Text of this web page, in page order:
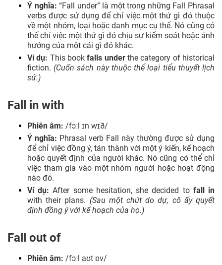
Ý nghĩa: “Fall under” là một trong những Fall Phrasal
verbs được sử dụng để chỉ việc một thứ gì đó thuộc
về một nhóm, loại hoặc danh mục cụ thể. Nó cũng có
thể chỉ việc một thứ gì đó chịu sự kiểm soát hoặc ảnh
hưởng của một cái gì đó khác.
Ví dụ: This bookfalls underthe category of historical
fiction. (Cuốn sách này thuộc thể loại tiểu thuyết lịch
sử.)
Fall in with
Phiên âm: /fɔːl ɪn wɪð/
Ý nghĩa: Phrasal verb Fall này thường được sử dụng
để chỉ việc đồng ý, tán thành với một ý kiến, kế hoạch
hoặc quyết định của người khác. Nó cũng có thể chỉ
việc tham gia vào một nhóm người hoặc hoạt động
nào đó.
Ví dụ: After some hesitation, she decided to fall in
with their plans. (Sau một chút do dự, cô ấy quyết
định đồng ý với kế hoạch của họ.)
Fall out of
Phiên âm: /fɔːl aʊt ɒv/